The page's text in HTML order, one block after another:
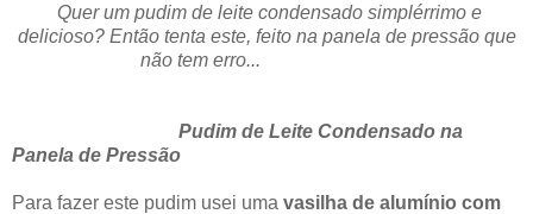
Quer um pudim de leite condensado simplérrimo e
delicioso? Então tenta este, feito na panela de pressão que
não tem erro...
Pudim de Leite Condensado na
Panela de Pressão
Para fazer este pudim usei uma vasilha de alumínio com